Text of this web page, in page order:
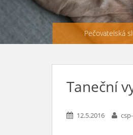
Pečovatelská
Taneční
12.5.2016